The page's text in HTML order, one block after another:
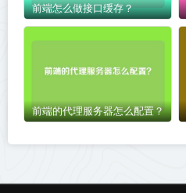
前端怎么做接口缓存？
前端的代理服务器怎么配置？